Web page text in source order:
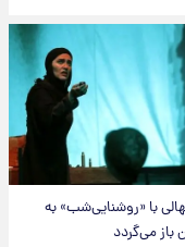
با «روشنایی‌شب» به
باز می‌گردد